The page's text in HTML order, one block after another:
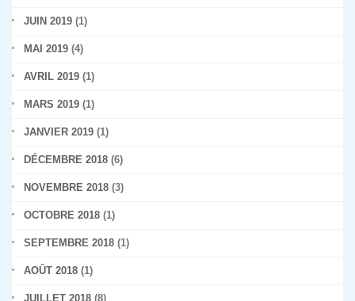
JUIN 2019 (1)
MAI 2019 (4)
AVRIL 2019 (1)
MARS 2019 (1)
JANVIER 2019 (1)
DÉCEMBRE 2018 (6)
NOVEMBRE 2018 (3)
OCTOBRE 2018 (1)
SEPTEMBRE 2018 (1)
AOÛT 2018 (1)
JUILLET 2018 (8)